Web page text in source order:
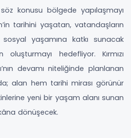
konusu bölgede yapılaşmayı
tarihini yaşatan, vatandaşların
yaşamına katkı sunacak
hedefliyor. Kırmızı
devamı niteliğinde planlanan
alan hem tarihi mirası görünür
yeni bir yaşam alanı sunan
dönüşecek.